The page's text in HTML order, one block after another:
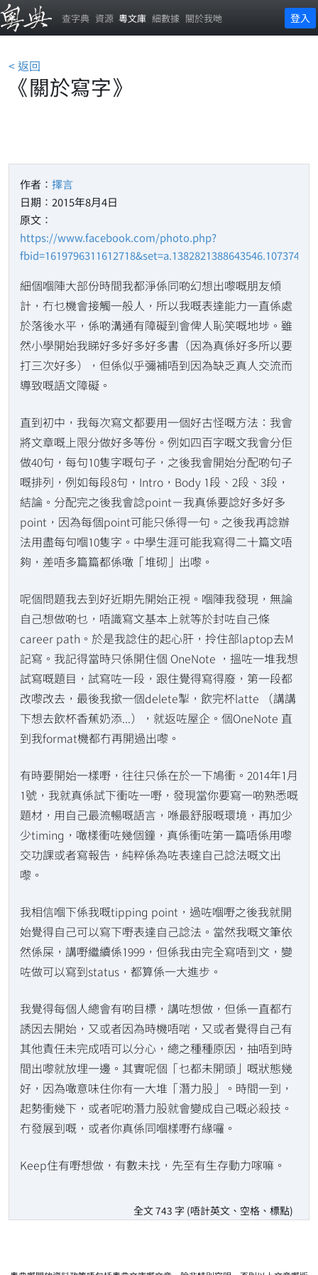
查字典 資源 粵文庫 細數據 關於我哋 登入
< 返回
《關於寫字》
作者： 擇言
日期：2015年8月4日
原文：
https://www.facebook.com/photo.php?
細個嗰陣大部份時間我都淨係同啲幻想出嚟嘅朋友傾
計，冇乜機會接觸一般人，所以我嘅表達能力一直係處
於落後水平，係啲溝通有障礙到會俾人恥笑嘅地埗。雖
然小學開始我睇好多好多好多書（因為真係好多所以要
打三次好多），但係似乎彌補唔到因為缺乏真人交流而
導致嘅語文障礙。
直到初中，我每次寫文都要用一個好古怪嘅方法：我會
將文章嘅上限分做好多等份。例如四百字嘅文我會分佢
做40句，每句10隻字嘅句子，之後我會開始分配啲句子
嘅排列，例如每段8句，Intro，Body 1段、2段、3段，
結論。分配完之後我會諗point－我真係要諗好多好多
point，因為每個point可能只係得一句。之後我再諗辦
法用盡每句嗰10隻字。中學生涯可能我寫得二十篇文唔
夠，差唔多篇篇都係噉「堆砌」出嚟。
呢個問題我去到好近期先開始正視。嗰陣我發現，無論
自己想做啲乜，唔識寫文基本上就等於封咗自己條
career path。於是我諗住的起心肝，拎住部laptop去M
記寫。我記得當時只係開住個 OneNote ，搵咗一堆我想
試寫嘅題目，試寫咗一段，跟住覺得寫得廢，第一段都
改嚟改去，最後我撳一個delete掣，飲完杯latte （講講
下想去飲杯香蕉奶添...），就返咗屋企。個OneNote 直
到我format機都冇再開過出嚟。
有時要開始一樣嘢，往往只係在於一下鳩衝。2014年1月
1號，我就真係試下衝咗一嘢，發現當你要寫一啲熟悉嘅
題材，用自己最流暢嘅語言，喺最舒服嘅環境，再加少
少timing，噉樣衝咗幾個鐘，真係衝咗第一篇唔係用嚟
交功課或者寫報告，純粹係為咗表達自己諗法嘅文出
嚟。
我相信嗰下係我嘅tipping point，過咗嗰嘢之後我就開
始覺得自己可以寫下嘢表達自己諗法。當然我嘅文筆依
然係屎，講嘢繼續係1999，但係我由完全寫唔到文，變
咗做可以寫到status，都算係一大進步。
我覺得每個人總會有啲目標，講咗想做，但係一直都冇
誘因去開始，又或者因為時機唔啱，又或者覺得自己有
其他責任未完成唔可以分心，總之種種原因，抽唔到時
間出嚟就放埋一邊。其實呢個「乜都未開頭」嘅狀態幾
好，因為噉意味住你有一大堆「潛力股」。時間一到，
起勢衝幾下，或者呢啲潛力股就會變成自己嘅必殺技。
冇發展到嘅，或者你真係同嗰樣嘢冇緣囉。
Keep住有嘢想做，有數未找，先至有生存動力𠺢嘛。
全文 743 字 (唔計英文、空格、標點)